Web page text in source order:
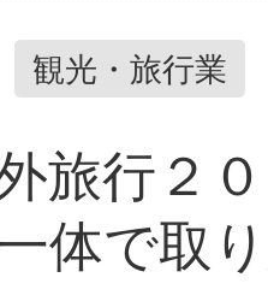
観光・旅行業
旅行２
体で取